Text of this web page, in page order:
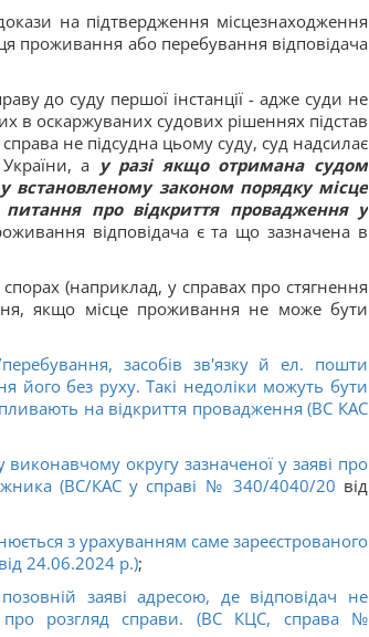
на підтвердження місцезнаходження
проживання або перебування відповідача
до суду першої інстанції - адже суди не
в оскаржуваних судових рішеннях підстав
не підсудна цьому суду, суд надсилає
України, а у разі якщо отримана судом
встановленому законом порядку місце
про відкриття провадження у
відповідача є та що зазначена в
(наприклад, у справах про стягнення
якщо місце проживання не може бути
засобів зв'язку й ел. пошти
його без руху. Такі недоліки можуть бути
на відкриття провадження (ВС КАС
округу зазначеної у заяві про
(ВС/КАС у справі № 340/4040/20 від
з урахуванням саме зареєстрованого
24.06.2024 р.);
заяві адресою, де відповідач не
розгляд справи. (ВС КЦС, справа №